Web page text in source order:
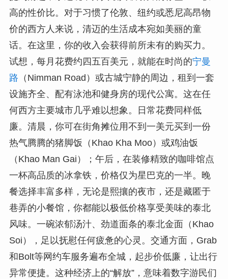
高的性价比。对于习惯了伦敦、纽约或悉尼高昂物
价的西方人来说，清迈的生活成本宛如美丽的童
话。在这里，你的收入会获得前所未有的购买力。
试想，每月花费约四五百美元，就能在时尚的宁曼
路 （Nimman Road）或古城宁静的周边，租到一套
设施齐全、配有泳池和健身房的现代公寓。这在任
何西方主要城市几乎难以想象。日常花费同样低
廉。清晨，你可在街角摊位用不到一美元买到一份
热气腾腾的猪脚饭（Khao Kha Moo）或鸡油饭
（Khao Man Gai）；午后，在装修精致的咖啡馆点
一杯高品质的冰拿铁，价格仅为星巴克的一半。晚
餐选择丰富多样，无论是熙攘的夜市，还是藏匿于
巷弄的小餐馆，你都能以极低价格享受美味的泰北
风味。一碗浓郁汤汁、劲道面条的泰北金面（Khao
Soi），足以抚慰任何疲惫的心灵。交通方面，Grab
和Bolt等网约车服务遍布全城，起步价低廉，让出行
异常便捷。这种经济上的“解放”，意味着数字游民们